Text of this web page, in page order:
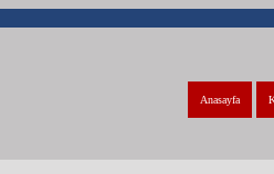
Anasayfa